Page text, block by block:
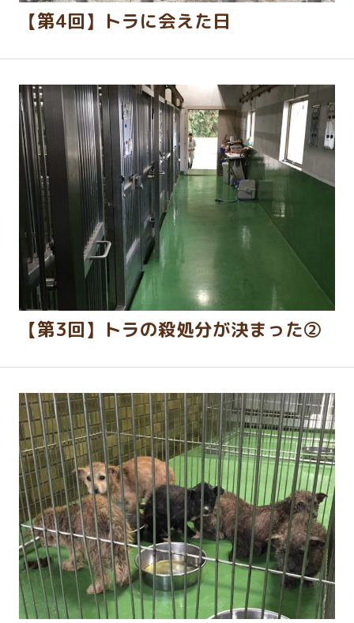
【第4回】トラに会えた日
【第3回】トラの殺処分が決まった②